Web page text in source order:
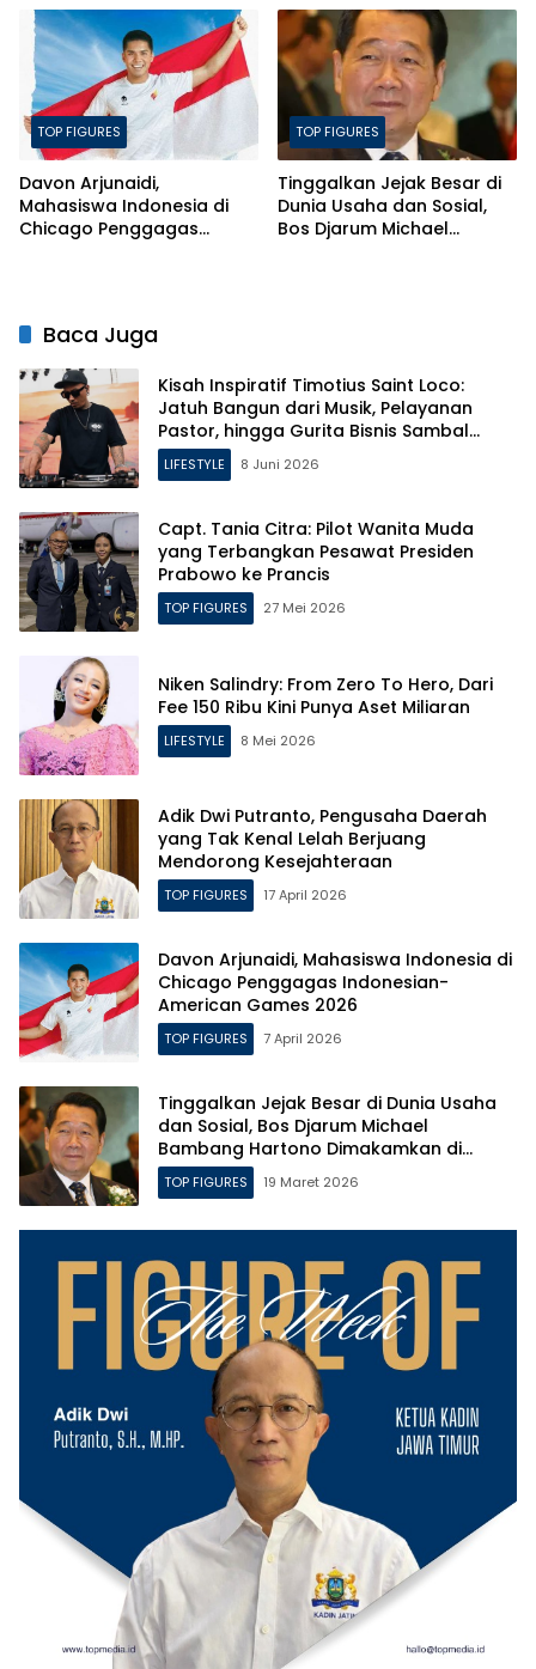
TOP FIGURES
Davon Arjunaidi,
Mahasiswa Indonesia di
Chicago Penggagas
TOP FIGURES
Tinggalkan Jejak Besar di
Dunia Usaha dan Sosial,
Bos Djarum Michael
Baca Juga
Kisah Inspiratif Timotius Saint Loco:
Jatuh Bangun dari Musik, Pelayanan
Pastor, hingga Gurita Bisnis Sambal
Babon
LIFESTYLE 8 Juni 2026
Capt. Tania Citra: Pilot Wanita Muda
yang Terbangkan Pesawat Presiden
Prabowo ke Prancis
TOP FIGURES 27 Mei 2026
Niken Salindry: From Zero To Hero, Dari
Fee 150 Ribu Kini Punya Aset Miliaran
LIFESTYLE 8 Mei 2026
Adik Dwi Putranto, Pengusaha Daerah
yang Tak Kenal Lelah Berjuang
Mendorong Kesejahteraan
TOP FIGURES 17 April 2026
Davon Arjunaidi, Mahasiswa Indonesia di
Chicago Penggagas Indonesian-
American Games 2026
TOP FIGURES 7 April 2026
Tinggalkan Jejak Besar di Dunia Usaha
dan Sosial, Bos Djarum Michael
Bambang Hartono Dimakamkan di
Makam Leluhur di Rembang
TOP FIGURES 19 Maret 2026